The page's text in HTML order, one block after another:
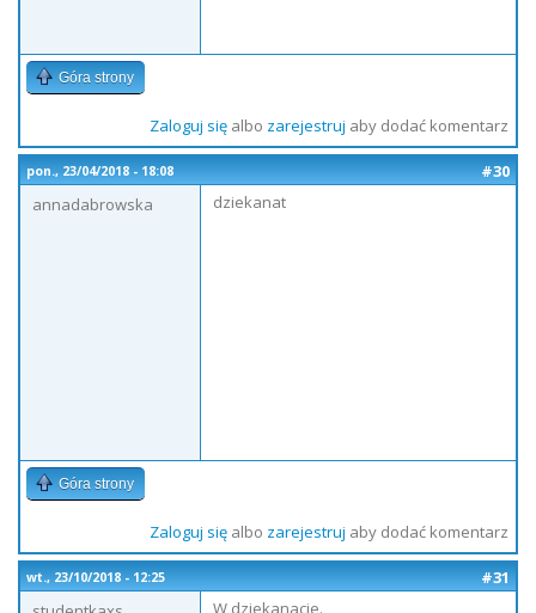
Góra strony
Zaloguj sięalbo zarejestruj aby dodać komentarz
pon., 23/04/2018 - 18:08
#30
annadabrowska
dziekanat
Góra strony
Zaloguj sięalbo zarejestruj aby dodać komentarz
wt., 23/10/2018 - 12:25
#31
W dziekanacie.